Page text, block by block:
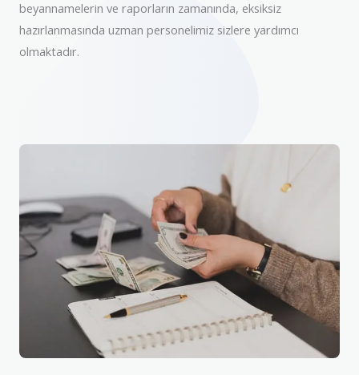
beyannamelerin ve raporların zamanında, eksiksiz
hazırlanmasında uzman personelimiz sizlere yardımcı
olmaktadır.